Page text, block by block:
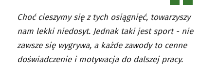
Choć cieszymy się z tych osiągnięć, towarzyszy
nam lekki niedosyt. Jednak taki jest sport - nie
zawsze się wygrywa, a każde zawody to cenne
doświadczenie i motywacja do dalszej pracy.